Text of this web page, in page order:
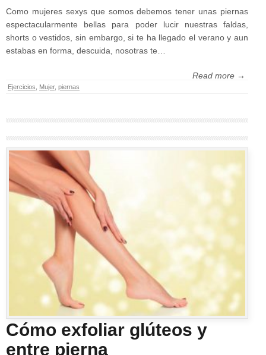
Como mujeres sexys que somos debemos tener unas piernas
espectacularmente bellas para poder lucir nuestras faldas,
shorts o vestidos, sin embargo, si te ha llegado el verano y aun
estabas en forma, descuida, nosotras te…
Read more →
Ejercicios Mujer, piernas
Cómo exfoliar glúteos y
entre pierna